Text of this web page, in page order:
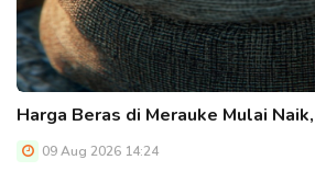
Harga Beras di Merauke Mulai
09 Aug 2026 14:24